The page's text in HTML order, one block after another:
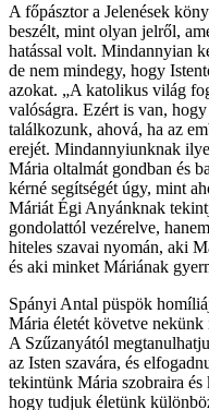
A főpásztor a Jelenések
beszélt, mint olyan jelről,
hatással volt. Mindannyian
de nem mindegy, hogy
azokat. „A katolikus világ
valóságra. Ezért is van,
találkozunk, ahová, ha az
erejét. Mindannyiunknak
Mária oltalmát gondban és
kérné segítségét úgy, mint
Máriát Égi Anyánknak
gondolattól vezérelve,
hiteles szavai nyomán, aki
és aki minket Máriának
Spányi Antal püspök
Mária életét követve
A Szűzanyától
az Isten szavára, és
tekintünk Mária szobraira és
hogy tudjuk életünk